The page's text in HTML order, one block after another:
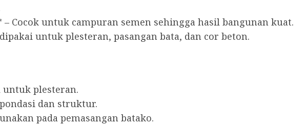
– Cocok untuk campuran semen sehingga hasil bangunan kuat.
untuk plesteran, pasangan bata, dan cor beton.
untuk plesteran.
dan struktur.
pada pemasangan batako.